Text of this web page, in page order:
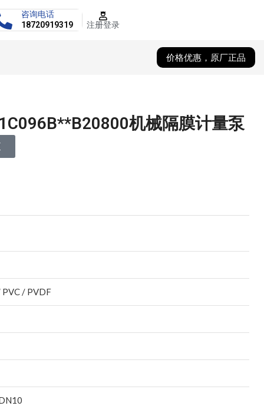
咨询电话
18720919319
注册登录
价格优惠，原厂正品
机械隔膜计量泵
PVC / PVDF